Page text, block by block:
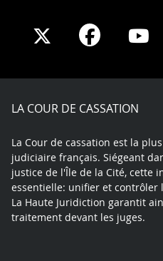
Share
X
Share
Facebook
LA COUR DE CASSATION
La Cour de cassation est la
judiciaire français. Siégeant
justice de l'Île de la Cité, cette
essentielle: unifier et
La Haute Juridiction garantit
traitement devant les juges.